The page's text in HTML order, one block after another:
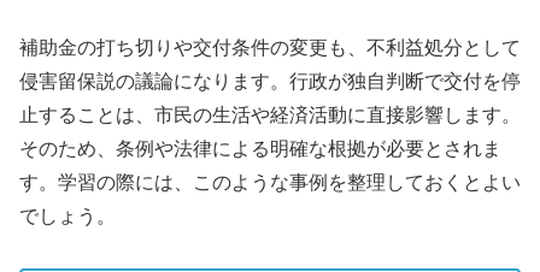
補助金の打ち切りや交付条件の変更も、不利益処分として
侵害留保説の議論になります。行政が独自判断で交付を停
止することは、市民の生活や経済活動に直接影響します。
そのため、条例や法律による明確な根拠が必要とされま
す。学習の際には、このような事例を整理しておくとよい
でしょう。